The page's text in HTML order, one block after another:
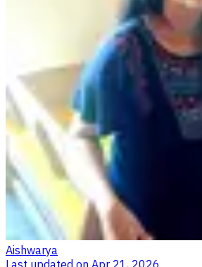
Aishwarya
Last updated on Apr 21, 2026